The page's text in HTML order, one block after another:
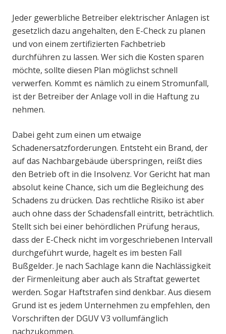
Jeder gewerbliche Betreiber elektrischer Anlagen ist
gesetzlich dazu angehalten, den E-Check zu planen
und von einem zertifizierten Fachbetrieb
durchführen zu lassen. Wer sich die Kosten sparen
möchte, sollte diesen Plan möglichst schnell
verwerfen. Kommt es nämlich zu einem Stromunfall,
ist der Betreiber der Anlage voll in die Haftung zu
nehmen.
Dabei geht zum einen um etwaige
Schadenersatzforderungen. Entsteht ein Brand, der
auf das Nachbargebäude überspringen, reißt dies
den Betrieb oft in die Insolvenz. Vor Gericht hat man
absolut keine Chance, sich um die Begleichung des
Schadens zu drücken. Das rechtliche Risiko ist aber
auch ohne dass der Schadensfall eintritt, beträchtlich.
Stellt sich bei einer behördlichen Prüfung heraus,
dass der E-Check nicht im vorgeschriebenen Intervall
durchgeführt wurde, hagelt es im besten Fall
Bußgelder. Je nach Sachlage kann die Nachlässigkeit
der Firmenleitung aber auch als Straftat gewertet
werden. Sogar Haftstrafen sind denkbar. Aus diesem
Grund ist es jedem Unternehmen zu empfehlen, den
Vorschriften der DGUV V3 vollumfänglich
nachzukommen.